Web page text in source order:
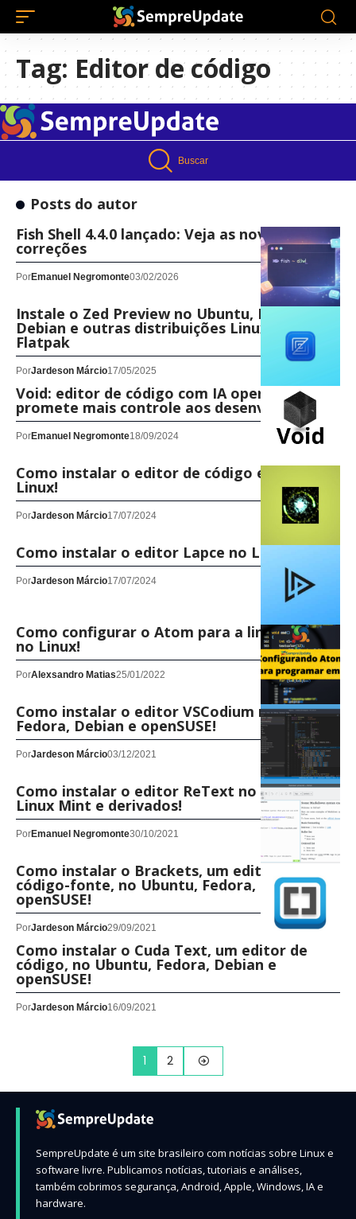
Tag: Editor de código
Buscar
Posts do autor
Fish Shell 4.4.0 lançado: Veja as novidades e
correções
PorEmanuel Negromonte03/02/2026
Instale o Zed Preview no Ubuntu, Fedora,
Debian e outras distribuições Linux com
Flatpak
PorJardeson Márcio17/05/2025
Void: editor de código com IA open-source
promete mais controle aos desenvolvedores
PorEmanuel Negromonte18/09/2024
Como instalar o editor de código ecode no
Linux!
PorJardeson Márcio17/07/2024
Como instalar o editor Lapce no Linux!
PorJardeson Márcio17/07/2024
Como configurar o Atom para a linguagem C
no Linux!
PorAlexsandro Matias25/01/2022
Como instalar o editor VSCodium no Ubuntu,
Fedora, Debian e openSUSE!
PorJardeson Márcio03/12/2021
Como instalar o editor ReText no Ubuntu,
Linux Mint e derivados!
PorEmanuel Negromonte30/10/2021
Como instalar o Brackets, um editor de
código-fonte, no Ubuntu, Fedora, Debian e
openSUSE!
PorJardeson Márcio29/09/2021
Como instalar o Cuda Text, um editor de
código, no Ubuntu, Fedora, Debian e
openSUSE!
PorJardeson Márcio16/09/2021
1 2
SempreUpdate é um site brasileiro com notícias sobre Linux e
software livre. Publicamos notícias, tutoriais e análises,
também cobrimos segurança, Android, Apple, Windows, IA e
hardware.